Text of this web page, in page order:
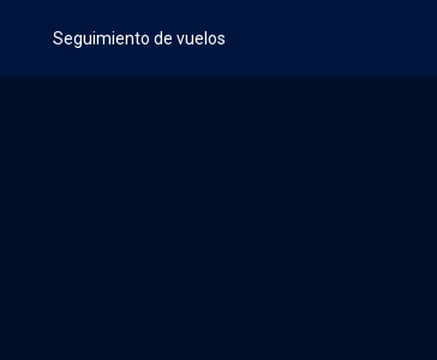
Seguimiento de vuelos